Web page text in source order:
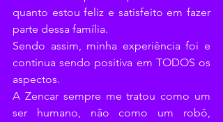
quanto estou feliz e satisfeito em fazer
parte dessa família.
Sendo assim, minha experiência foi e
continua sendo positiva em TODOS os
aspectos.
A Zencar sempre me tratou como um
ser humano, não como um robô,